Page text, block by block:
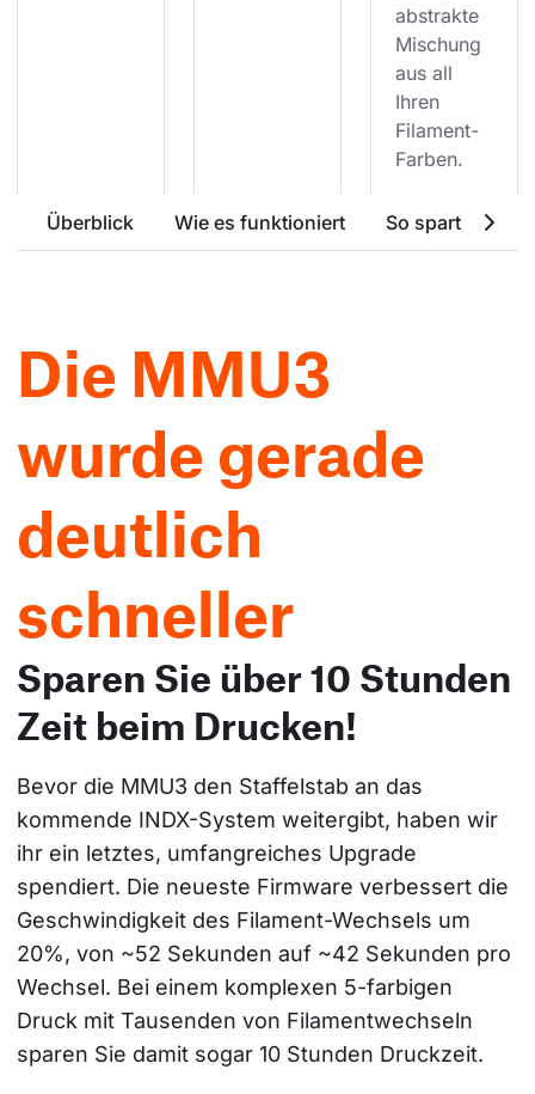
Überblick Wie es funktioniert So spart die
abstrakte
Mischung
aus all
Ihren
Filament-
Farben.
Die MMU3
wurde gerade
deutlich
schneller
Sparen Sie über 10 Stunden
Zeit beim Drucken!
Bevor die MMU3 den Staffelstab an das
kommende INDX-System weitergibt, haben wir
ihr ein letztes, umfangreiches Upgrade
spendiert. Die neueste Firmware verbessert die
Geschwindigkeit des Filament-Wechsels um
20%, von ~52 Sekunden auf ~42 Sekunden pro
Wechsel. Bei einem komplexen 5-farbigen
Druck mit Tausenden von Filamentwechseln
sparen Sie damit sogar 10 Stunden Druckzeit.